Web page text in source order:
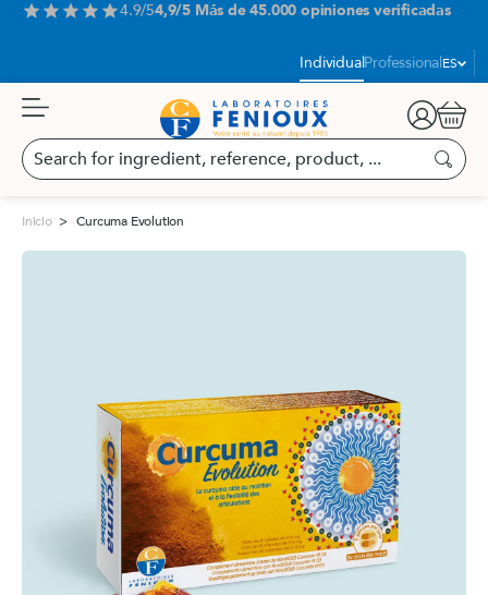
star star star star star4.9/54,9/5 Más de 45.000 opiniones verificadas
IndividualProfessional
Idioma:
ES
Search
for
reference,
product,
Buscar
Inicio Curcuma Evolution